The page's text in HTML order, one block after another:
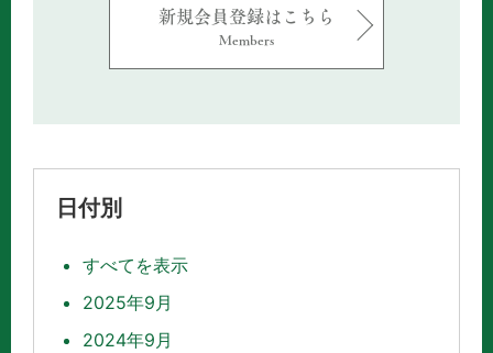
新規会員登録はこちら
Members
日付別
すべてを表示
2025年9月
2024年9月